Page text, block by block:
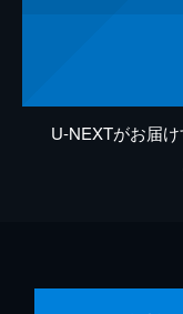
U-NEXTがお届